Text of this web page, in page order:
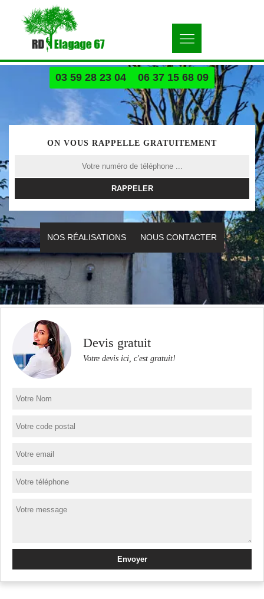
03 59 28 23 04 06 37 15 68 09
ON VOUS RAPPELLE GRATUITEMENT
NOS RÉALISATIONS NOUS CONTACTER
Devis gratuit
Votre devis ici, c'est gratuit!